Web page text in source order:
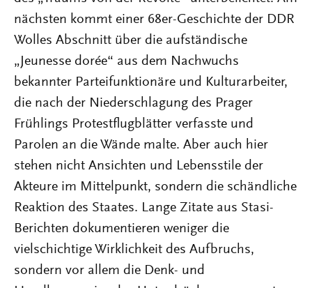
nächsten kommt einer 68er-Geschichte der DDR
Wolles Abschnitt über die aufständische
„Jeunesse dorée“ aus dem Nachwuchs
bekannter Parteifunktionäre und Kulturarbeiter,
die nach der Niederschlagung des Prager
Frühlings Protestflugblätter verfasste und
Parolen an die Wände malte. Aber auch hier
stehen nicht Ansichten und Lebensstile der
Akteure im Mittelpunkt, sondern die schändliche
Reaktion des Staates. Lange Zitate aus Stasi-
Berichten dokumentieren weniger die
vielschichtige Wirklichkeit des Aufbruchs,
sondern vor allem die Denk- und